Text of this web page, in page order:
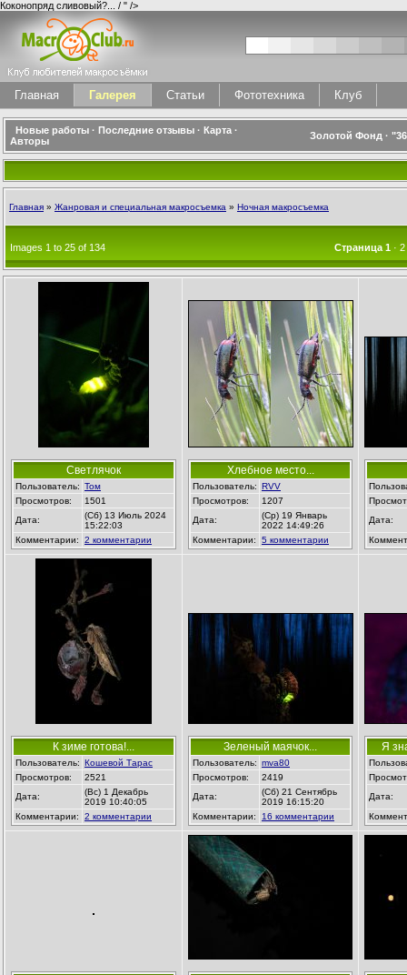
Коконопряд сливовый?... / " />
Главная Галерея Статьи Фототехника Клуб
Новые работы · Последние отзывы · Карта ·
Авторы
Золотой Фонд ·
Главная » Жанровая и специальная макросъемка » Ночная макросъемка
Images 1 to 25 of 134 Страница 1· 2
Светлячок
Пользователь: Том
Просмотров:
1501
Дата:
(Сб) 13 Июль 2024
15:22:03
Комментарии:
2 комментарии
Хлебное место...
Пользователь: RVV
Просмотров:
1207
Дата:
(Ср) 19 Январь
2022 14:49:26
Комментарии:
5 комментарии
Дата:
К зиме готова!...
Пользователь: Кошевой Тарас
Просмотров:
2521
Дата:
(Вс) 1 Декабрь
2019 10:40:05
Комментарии:
2 комментарии
Зеленый маячок...
Пользователь: mva80
Просмотров:
2419
Дата:
(Сб) 21 Сентябрь
2019 16:15:20
Комментарии:
16 комментарии
Я
Дата: